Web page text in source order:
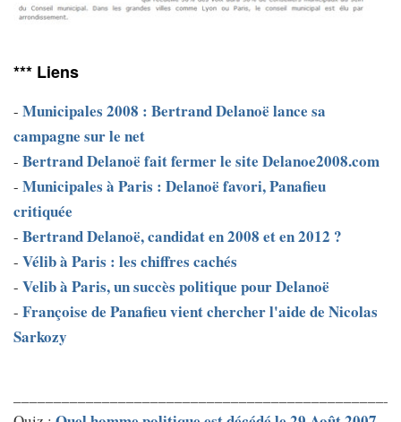
*** Liens
- Municipales 2008 : Bertrand Delanoë lance sa
campagne sur le net
- Bertrand Delanoë fait fermer le site Delanoe2008.com
- Municipales à Paris : Delanoë favori, Panafieu
critiquée
- Bertrand Delanoë, candidat en 2008 et en 2012 ?
- Vélib à Paris : les chiffres cachés
- Velib à Paris, un succès politique pour Delanoë
- Françoise de Panafieu vient chercher l'aide de Nicolas
Sarkozy